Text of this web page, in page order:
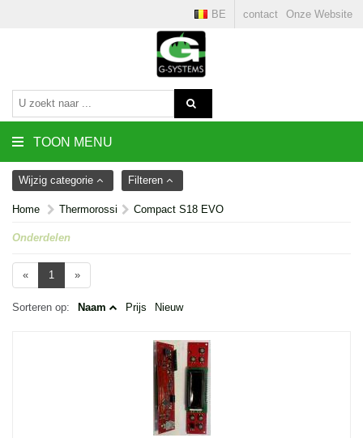
contact Onze Website
BE
TOON MENU
Wijzig categorie Filteren
Home Thermorossi Compact S18 EVO
Onderdelen
« 1 »
Sorteren op: Naam Prijs Nieuw